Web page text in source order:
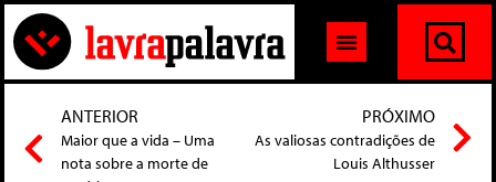
ANTERIOR
Maior que a vida – Uma
nota sobre a morte de
PRÓXIMO
As valiosas contradições de
Louis Althusser